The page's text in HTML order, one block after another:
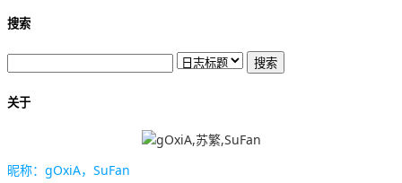
搜索
关于
昵称：gOxiA，SuFan